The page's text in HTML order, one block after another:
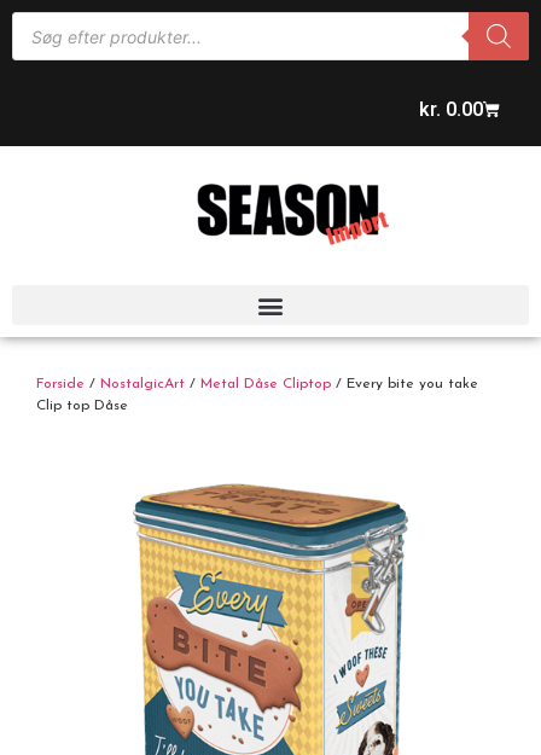
kr. 0.00
Forside / NostalgicArt / Metal Dåse Cliptop / Every bite you take
Clip top Dåse